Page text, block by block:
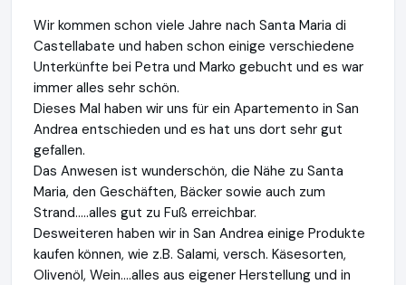
Wir kommen schon viele Jahre nach Santa Maria di
Castellabate und haben schon einige verschiedene
Unterkünfte bei Petra und Marko gebucht und es war
immer alles sehr schön.
Dieses Mal haben wir uns für ein Apartemento in San
Andrea entschieden und es hat uns dort sehr gut
gefallen.
Das Anwesen ist wunderschön, die Nähe zu Santa
Maria, den Geschäften, Bäcker sowie auch zum
Strand.....alles gut zu Fuß erreichbar.
Desweiteren haben wir in San Andrea einige Produkte
kaufen können, wie z.B. Salami, versch. Käsesorten,
Olivenöl, Wein....alles aus eigener Herstellung und in